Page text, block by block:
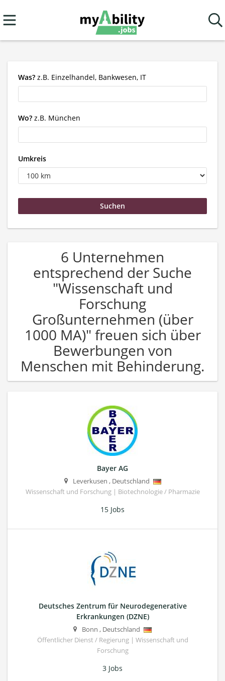
Was? z.B. Einzelhandel, Bankwesen, IT
Wo? z.B. München
Umkreis
6 Unternehmen
entsprechend der Suche
"Wissenschaft und
Forschung
Großunternehmen (über
1000 MA)" freuen sich über
Bewerbungen von
Menschen mit Behinderung.
Bayer AG
Leverkusen , Deutschland
Wissenschaft und Forschung | Biotechnologie / Pharmazie
15 Jobs
Deutsches Zentrum für Neurodegenerative
Erkrankungen (DZNE)
Bonn , Deutschland
Öffentlicher Dienst / Regierung | Wissenschaft und
Forschung
3 Jobs